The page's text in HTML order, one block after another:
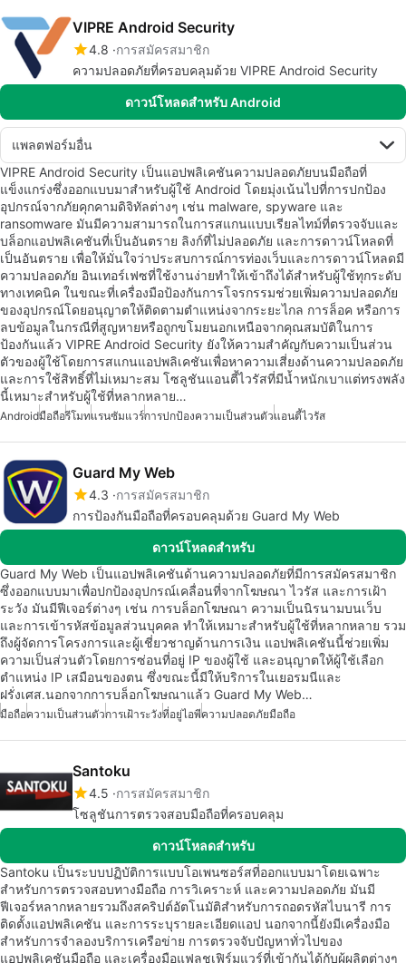
VIPRE Android Security
4.8 การสมัครสมาชิก
ความปลอดภัยที่ครอบคลุมด้วย VIPRE Android Security
ดาวน์โหลดสำหรับ Android
แพลตฟอร์มอื่น
VIPRE Android Security เป็นแอปพลิเคชันความปลอดภัยบนมือถือที่
แข็งแกร่งซึ่งออกแบบมาสำหรับผู้ใช้ Android โดยมุ่งเน้นไปที่การปกป้อง
อุปกรณ์จากภัยคุกคามดิจิทัลต่างๆ เช่น malware, spyware และ
ransomware มันมีความสามารถในการสแกนแบบเรียลไทม์ที่ตรวจจับและ
บล็อกแอปพลิเคชันที่เป็นอันตราย ลิงก์ที่ไม่ปลอดภัย และการดาวน์โหลดที่
เป็นอันตราย เพื่อให้มั่นใจว่าประสบการณ์การท่องเว็บและการดาวน์โหลดมี
ความปลอดภัย อินเทอร์เฟซที่ใช้งานง่ายทำให้เข้าถึงได้สำหรับผู้ใช้ทุกระดับ
ทางเทคนิค ในขณะที่เครื่องมือป้องกันการโจรกรรมช่วยเพิ่มความปลอดภัย
ของอุปกรณ์โดยอนุญาตให้ติดตามตำแหน่งจากระยะไกล การล็อค หรือการ
ลบข้อมูลในกรณีที่สูญหายหรือถูกขโมยนอกเหนือจากคุณสมบัติในการ
ป้องกันแล้ว VIPRE Android Security ยังให้ความสำคัญกับความเป็นส่วน
ตัวของผู้ใช้โดยการสแกนแอปพลิเคชันเพื่อหาความเสี่ยงด้านความปลอดภัย
และการใช้สิทธิ์ที่ไม่เหมาะสม โซลูชันแอนตี้ไวรัสที่มีน้ำหนักเบาแต่ทรงพลัง
นี้เหมาะสำหรับผู้ใช้ที่หลากหลาย…
Androidมือถือรีโมทแรนซัมแวร์การปกป้องความเป็นส่วนตัวแอนตี้ไวรัส
Guard My Web
4.3 การสมัครสมาชิก
การป้องกันมือถือที่ครอบคลุมด้วย Guard My Web
ดาวน์โหลดสำหรับ
Guard My Web เป็นแอปพลิเคชันด้านความปลอดภัยที่มีการสมัครสมาชิก
ซึ่งออกแบบมาเพื่อปกป้องอุปกรณ์เคลื่อนที่จากโฆษณา ไวรัส และการเฝ้า
ระวัง มันมีฟีเจอร์ต่างๆ เช่น การบล็อกโฆษณา ความเป็นนิรนามบนเว็บ
และการเข้ารหัสข้อมูลส่วนบุคคล ทำให้เหมาะสำหรับผู้ใช้ที่หลากหลาย รวม
ถึงผู้จัดการโครงการและผู้เชี่ยวชาญด้านการเงิน แอปพลิเคชันนี้ช่วยเพิ่ม
ความเป็นส่วนตัวโดยการซ่อนที่อยู่ IP ของผู้ใช้ และอนุญาตให้ผู้ใช้เลือก
ตำแหน่ง IP เสมือนของตน ซึ่งขณะนี้มีให้บริการในเยอรมนีและ
ฝรั่งเศส.นอกจากการบล็อกโฆษณาแล้ว Guard My Web…
มือถือความเป็นส่วนตัวการเฝ้าระวังที่อยู่ไอพีความปลอดภัยมือถือ
Santoku
4.5 การสมัครสมาชิก
โซลูชันการตรวจสอบมือถือที่ครอบคลุม
ดาวน์โหลดสำหรับ
Santoku เป็นระบบปฏิบัติการแบบโอเพนซอร์สที่ออกแบบมาโดยเฉพาะ
สำหรับการตรวจสอบทางมือถือ การวิเคราะห์ และความปลอดภัย มันมี
ฟีเจอร์หลากหลายรวมถึงสคริปต์อัตโนมัติสำหรับการถอดรหัสไบนารี การ
ติดตั้งแอปพลิเคชัน และการระบุรายละเอียดแอป นอกจากนี้ยังมีเครื่องมือ
สำหรับการจำลองบริการเครือข่าย การตรวจจับปัญหาทั่วไปของ
แอปพลิเคชันมือถือ และเครื่องมือแฟลชเฟิร์มแวร์ที่เข้ากันได้กับผู้ผลิตต่างๆ